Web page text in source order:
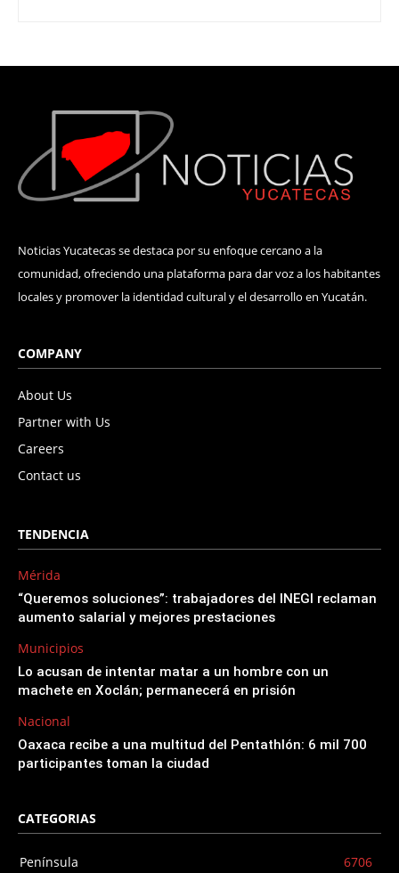
Noticias Yucatecas se destaca por su enfoque cercano a la
comunidad, ofreciendo una plataforma para dar voz a los habitantes
locales y promover la identidad cultural y el desarrollo en Yucatán.
COMPANY
About Us
Partner with Us
Careers
Contact us
TENDENCIA
Mérida
“Queremos soluciones”: trabajadores del INEGI reclaman
aumento salarial y mejores prestaciones
Municipios
Lo acusan de intentar matar a un hombre con un
machete en Xoclán; permanecerá en prisión
Nacional
Oaxaca recibe a una multitud del Pentathlón: 6 mil 700
participantes toman la ciudad
CATEGORIAS
Península 6706